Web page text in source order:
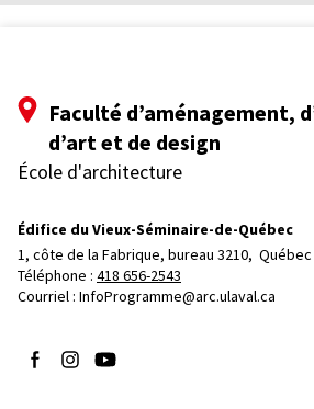
Faculté d’aménagement,
d’art et de design
École d'architecture
Édifice du Vieux-Séminaire-de-Québec
1, côte de la Fabrique, bureau 3210, Québec
Téléphone : 418 656-2543
Courriel : InfoProgramme@arc.ulaval.ca
Suivez-nous sur Facebook
Suivez-nous sur Instagram
Suivez-nous sur YouTube